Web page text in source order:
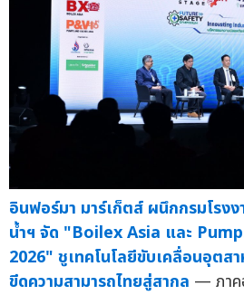
อินฟอร์มา มาร์เก็ตส์ ผนึกกรมโรง
น้ำฯ จัด "Boilex Asia และ
2026" ชูเทคโนโลยีขับเคลื่อนอุตส
ขีดความสามารถไทยสู่สากล — ภาค